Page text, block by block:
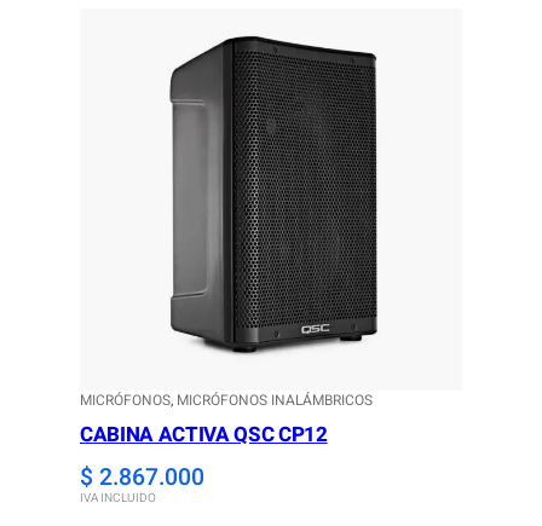
MICRÓFONOS, MICRÓFONOS INALÁMBRICOS
CABINA ACTIVA QSC CP12
$ 2.867.000
IVA INCLUIDO